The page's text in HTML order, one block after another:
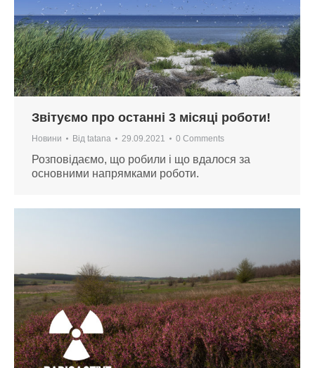
Звітуємо про останні 3 місяці роботи!
Новини Від tatana 29.09.2021 0 Comments
Розповідаємо, що робили і що вдалося за
основними напрямками роботи.